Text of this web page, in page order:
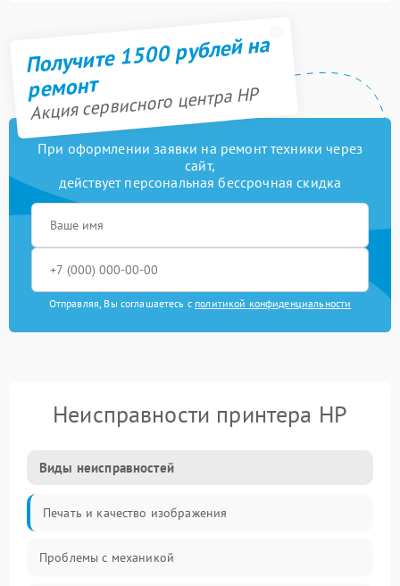
Получите 1500 рублей на
ремонт
Акция сервисного центра HP
При оформлении заявки на ремонт техники через
сайт,
действует персональная бессрочная скидка
Отправляя, Вы соглашаетесь с политикой конфиденциальности
Неисправности принтера HP
Виды неисправностей
Печать и качество изображения
Проблемы с механикой